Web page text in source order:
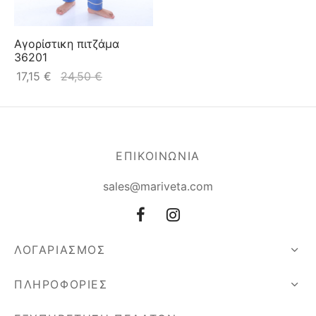
Αγορίστικη πιτζάμα
36201
17,15 € 24,50€
ΕΠΙΚΟΙΝΩΝΙΑ
sales@mariveta.com
ΛΟΓΑΡΙΑΣΜΟΣ
ΠΛΗΡΟΦΟΡΙΕΣ